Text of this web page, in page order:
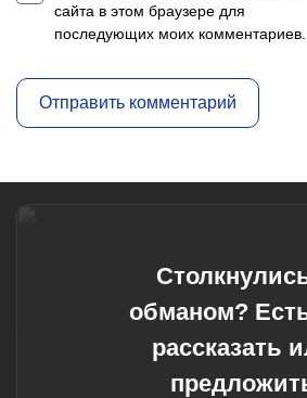
сайта в этом браузере для
последующих моих комментариев.
обманом?
рассказать